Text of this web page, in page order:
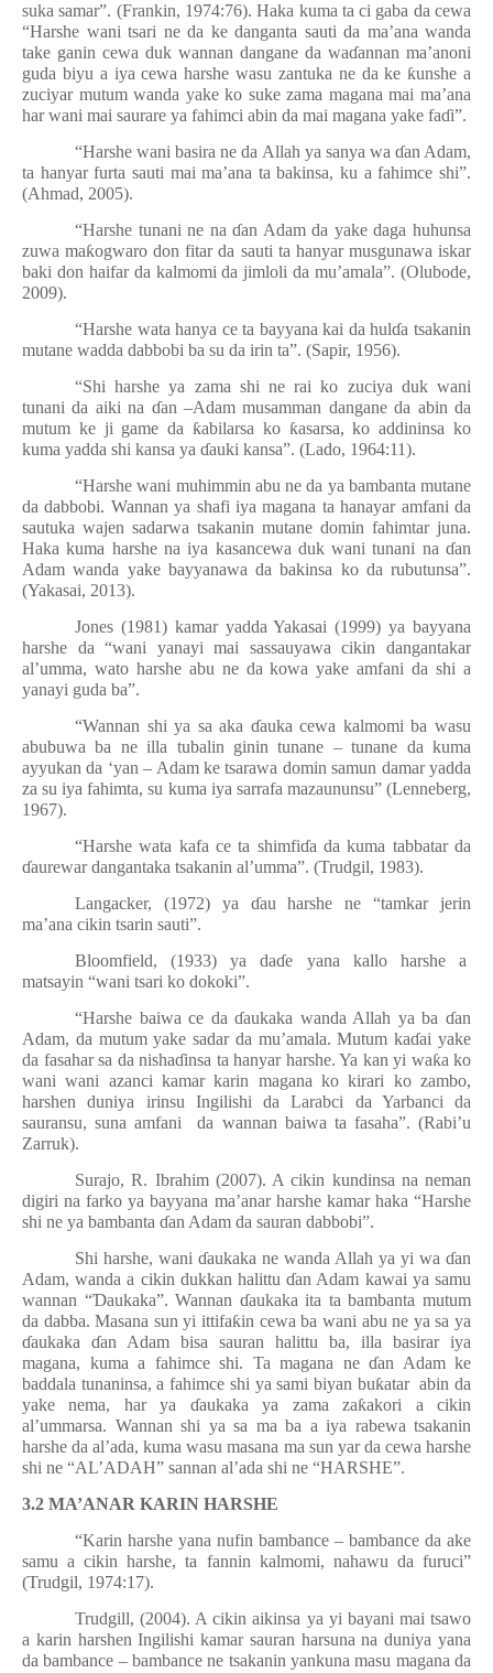
suka samar”. (Frankin, 1974:76). Haka kuma ta ci gaba da cewa
“Harshe wani tsari ne da ke danganta sauti da ma’ana wanda
take ganin cewa duk wannan dangane da waɗannan ma’anoni
guda biyu a iya cewa harshe wasu zantuka ne da ke ƙunshe a
zuciyar mutum wanda yake ko suke zama magana mai ma’ana
har wani mai saurare ya fahimci abin da mai magana yake faɗi”.
“Harshe wani basira ne da Allah ya sanya wa ɗan Adam,
ta hanyar furta sauti mai ma’ana ta bakinsa, ku a fahimce shi”.
(Ahmad, 2005).
“Harshe tunani ne naɗan Adam da yake daga huhunsa
zuwa maƙogwaro don fitar da sauti ta hanyar musgunawa iskar
baki don haifar da kalmomi da jimloli da mu’amala”. (Olubode,
2009).
“Harshe wata hanya ce ta bayyana kai da hulɗa tsakanin
mutane wadda dabbobi ba su da irin ta”. (Sapir, 1956).
“Shi harshe ya zama shi ne rai ko zuciya duk wani
tunani da aiki na ɗan –Adam musamman dangane da abin da
mutum ke ji game da ƙabilarsa ko ƙasarsa, ko addininsa ko
kuma yadda shi kansa ya ɗauki kansa”. (Lado, 1964:11).
“Harshe wani muhimmin abu ne da ya bambanta mutane
da dabbobi. Wannan ya shafi iya magana ta hanayar amfani da
sautuka wajen sadarwa tsakanin mutane domin fahimtar juna.
Haka kuma harshe na iya kasancewa duk wani tunani na ɗan
Adam wanda yake bayyanawa da bakinsa ko da rubutunsa”.
(Yakasai, 2013).
Jones (1981) kamar yadda Yakasai (1999) ya bayyana
harshe da “wani yanayi mai sassauyawa cikin dangantakar
al’umma, wato harshe abu ne da kowa yake amfani da shi a
yanayi guda ba”.
“Wannan shi ya sa aka ɗauka cewa kalmomi ba wasu
abubuwa ba ne illa tubalin ginin tunane – tunane da kuma
ayyukan da ‘yan – Adam ke tsarawa domin samun damar yadda
za su iya fahimta, su kuma iya sarrafa mazaununsu” (Lenneberg,
1967).
“Harshe wata kafa ce ta shimfiɗa da kuma tabbatar da
ɗaurewar dangantaka tsakanin al’umma”. (Trudgil, 1983).
Langacker, (1972) ya ɗau harshe ne “tamkar jerin
ma’ana cikin tsarin sauti”.
Bloomfield, (1933) ya daɗe yana kallo harshe a
matsayin “wani tsari ko dokoki”.
“Harshe baiwa ce daɗaukaka wanda Allah ya baɗan
Adam, da mutum yake sadar da mu’amala. Mutum kaɗai yake
da fasahar sa da nishaɗinsa ta hanyar harshe. Ya kan yi waƙa ko
wani wani azanci kamar karin magana ko kirari ko zambo,
harshen duniya irinsu Ingilishi da Larabci da Yarbanci da
sauransu, suna amfani da wannan baiwa ta fasaha”. (Rabi’u
Zarruk).
Surajo, R. Ibrahim (2007). A cikin kundinsa na neman
digiri na farko ya bayyana ma’anar harshe kamar haka “Harshe
shi ne ya bambanta ɗan Adam da sauran dabbobi”.
Shi harshe, wani ɗaukaka ne wanda Allah ya yi wa ɗan
Adam, wanda a cikin dukkan halittuɗan Adam kawai ya samu
wannan “Ɗaukaka”. Wannan ɗaukaka ita ta bambanta mutum
da dabba. Masana sun yi ittifaƙin cewa ba wani abu ne ya sa ya
ɗaukaka ɗan Adam bisa sauran halittu ba, illa basirar iya
magana, kuma a fahimce shi. Ta magana ne ɗan Adam ke
baddala tunaninsa, a fahimce shi ya sami biyan buƙatar abin da
yake nema, har ya ɗaukaka ya zama zaƙakori a cikin
al’ummarsa. Wannan shi ya sa ma ba a iya rabewa tsakanin
harshe da al’ada, kuma wasu masana ma sun yar da cewa harshe
shi ne “AL’ADAH” sannan al’ada shi ne “HARSHE”.
3.2 MA’ANAR KARIN HARSHE
“Karin harshe yana nufin bambance – bambance da ake
samu a cikin harshe, ta fannin kalmomi, nahawu da furuci”
(Trudgil, 1974:17).
Trudgill, (2004). A cikin aikinsa ya yi bayani mai tsawo
a karin harshen Ingilishi kamar sauran harsuna na duniya yana
da bambance – bambance ne tsakanin yankuna masu magana da